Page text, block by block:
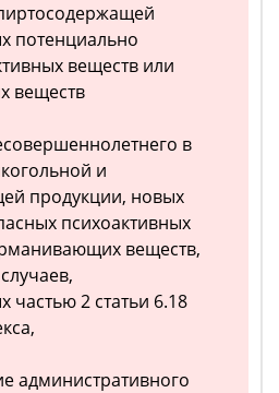
потенциально
веществ или
веществ
в
и
продукции, новых
психоактивных
веществ,
частью 2 статьи 6.18
административного